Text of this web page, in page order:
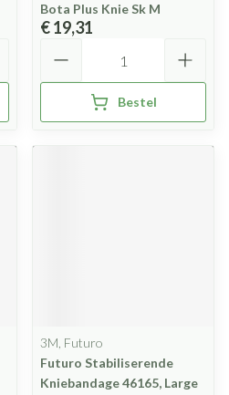
Bota Plus Knie Sk M
€ 19,31
Bestel
3M, Futuro
Futuro Stabiliserende
Kniebandage 46165, Large